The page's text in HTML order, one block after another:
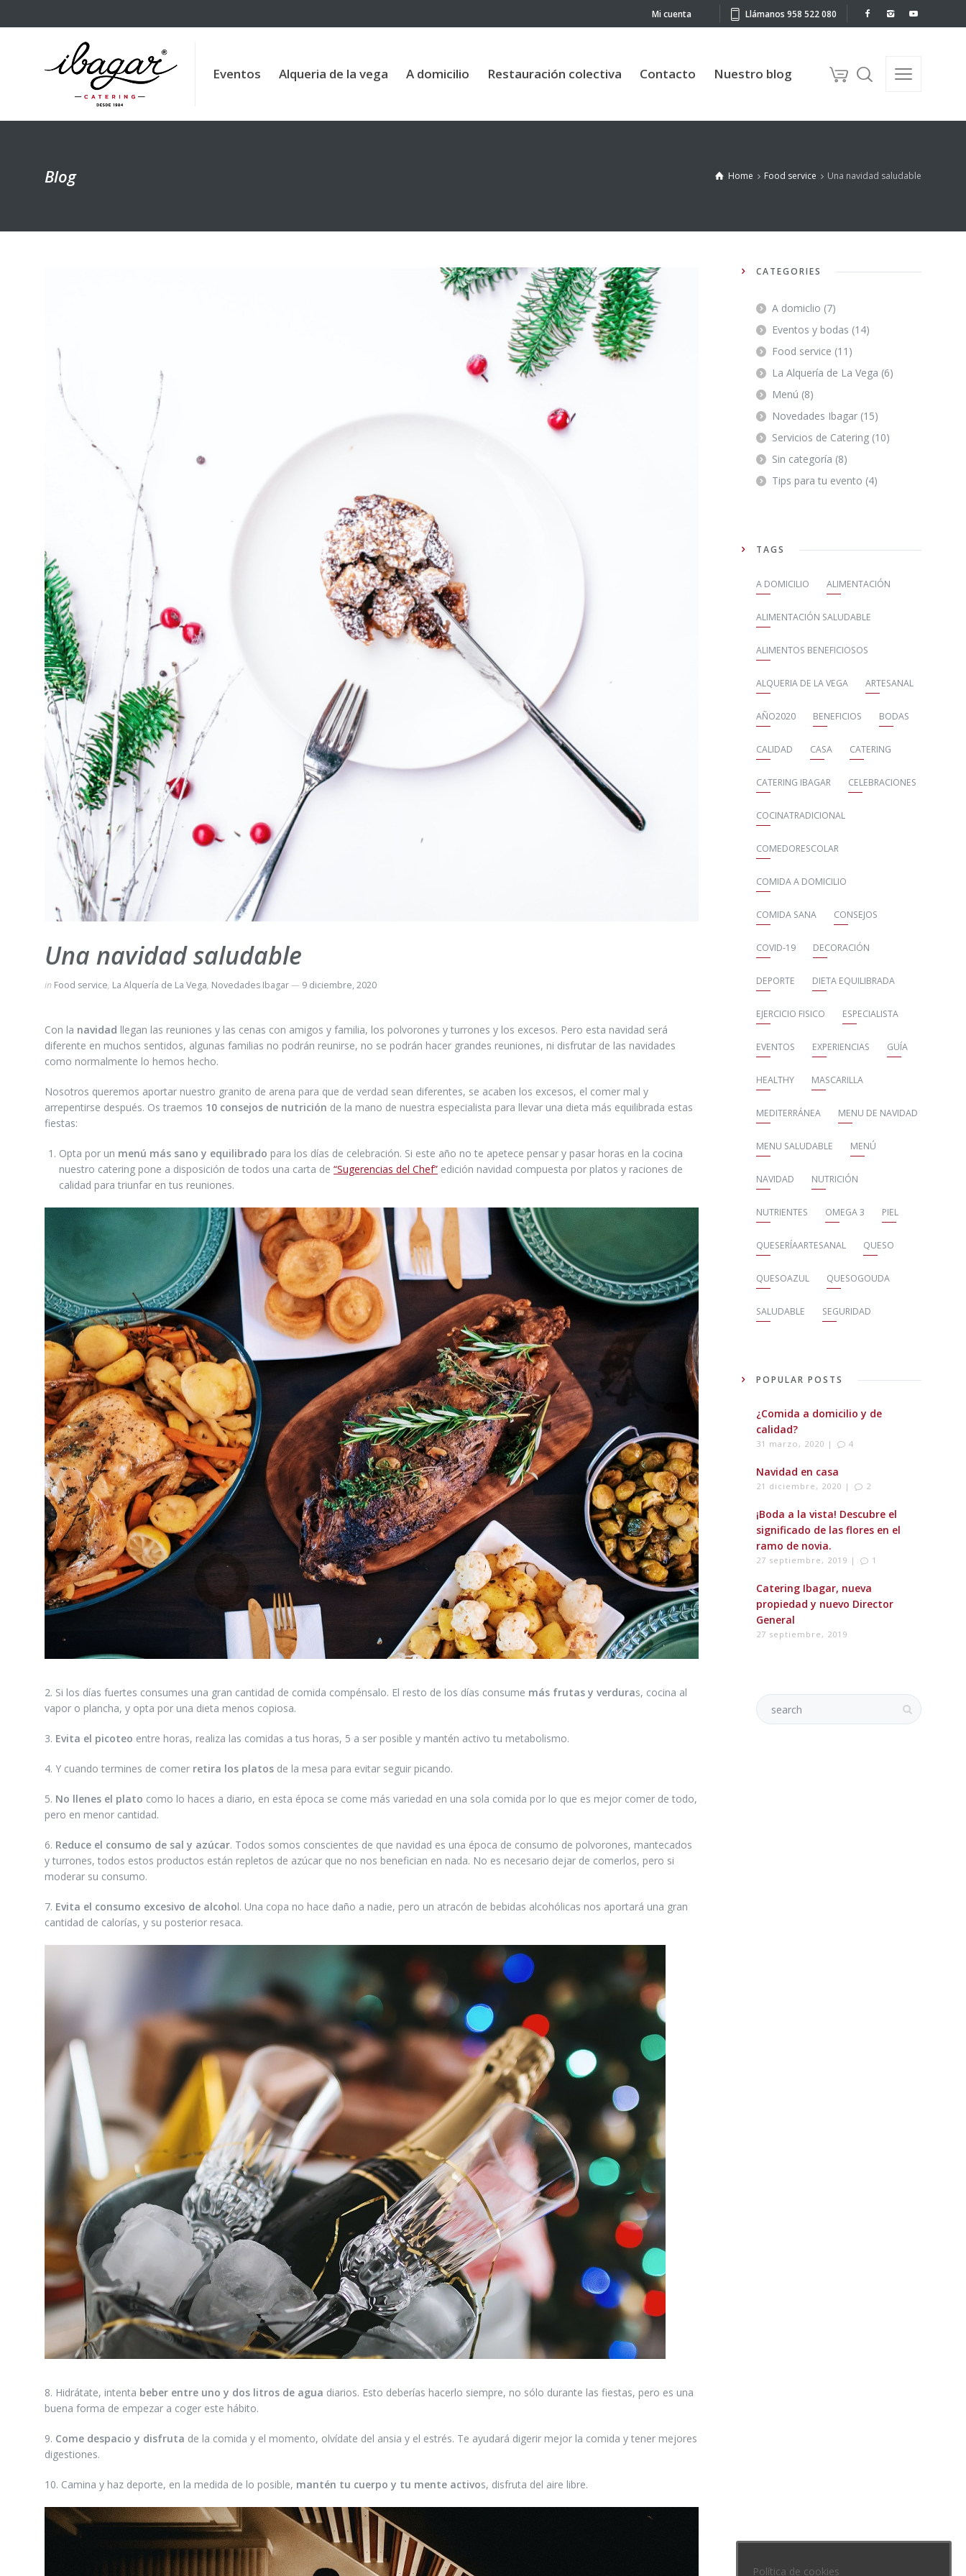
Mi cuenta Llámanos 958 522 080
Eventos Alqueria de la vega A domicilio Restauración colectiva Contacto Nuestro blog
Nuestro blog
Blog Home Food service Una navidad saludable
Una navidad saludable
in Food service, La Alquería de La Vega, Novedades Ibagar 9 diciembre, 2020
Con la navidad llegan las reuniones y las cenas con amigos y familia, los polvorones y turrones y los excesos. Pero esta navidad será
diferente en muchos sentidos, algunas familias no podrán reunirse, no se podrán hacer grandes reuniones, ni disfrutar de las navidades
como normalmente lo hemos hecho.
Nosotros queremos aportar nuestro granito de arena para que de verdad sean diferentes, se acaben los excesos, el comer mal y
arrepentirse después. Os traemos 10 consejos de nutrición de la mano de nuestra especialista para llevar una dieta más equilibrada estas
fiestas:
Opta por un menú más sano y equilibrado para los días de celebración. Si este año no te apetece pensar y pasar horas en la cocina
nuestro catering pone a disposición de todos una carta de “Sugerencias del Chef” edición navidad compuesta por platos y raciones de
calidad para triunfar en tus reuniones.
2. Si los días fuertes consumes una gran cantidad de comida compénsalo. El resto de los días consume más frutas y verduras, cocina al
vapor o plancha, y opta por una dieta menos copiosa.
3. Evita el picoteo entre horas, realiza las comidas a tus horas, 5 a ser posible y mantén activo tu metabolismo.
4. Y cuando termines de comer retira los platos de la mesa para evitar seguir picando.
5. No llenes el plato como lo haces a diario, en esta época se come más variedad en una sola comida por lo que es mejor comer de todo,
pero en menor cantidad.
6. Reduce el consumo de sal y azúcar. Todos somos conscientes de que navidad es una época de consumo de polvorones, mantecados
y turrones, todos estos productos están repletos de azúcar que no nos benefician en nada. No es necesario dejar de comerlos, pero si
moderar su consumo.
7. Evita el consumo excesivo de alcohol. Una copa no hace daño a nadie, pero un atracón de bebidas alcohólicas nos aportará una gran
cantidad de calorías, y su posterior resaca.
8. Hidrátate, intenta beber entre uno y dos litros de agua diarios. Esto deberías hacerlo siempre, no sólo durante las fiestas, pero es una
buena forma de empezar a coger este hábito.
9. Come despacio y disfruta de la comida y el momento, olvídate del ansia y el estrés. Te ayudará digerir mejor la comida y tener mejores
digestiones.
10. Camina y haz deporte, en la medida de lo posible, mantén tu cuerpo y tu mente activos, disfruta del aire libre.
CATEGORIES
A domiclio (7)
Eventos y bodas (14)
Food service (11)
La Alquería de La Vega (6)
Menú (8)
Novedades Ibagar (15)
Servicios de Catering (10)
Sin categoría (8)
Tips para tu evento (4)
TAGS
A DOMICILIO ALIMENTACIÓN
ALIMENTACIÓN SALUDABLE
ALIMENTOS BENEFICIOSOS
ALQUERIA DE LA VEGA ARTESANAL
AÑO2020 BENEFICIOS BODAS
CALIDAD CASA CATERING
CATERING IBAGAR CELEBRACIONES
COCINATRADICIONAL
COMEDORESCOLAR
COMIDA A DOMICILIO
COMIDA SANA CONSEJOS
COVID-19 DECORACIÓN
DEPORTE DIETA EQUILIBRADA
EJERCICIO FISICO ESPECIALISTA
EVENTOS EXPERIENCIAS GUÍA
HEALTHY MASCARILLA
MEDITERRÁNEA MENU DE NAVIDAD
MENU SALUDABLE MENÚ
NAVIDAD NUTRICIÓN
NUTRIENTES OMEGA 3 PIEL
QUESERÍAARTESANAL QUESO
QUESOAZUL QUESOGOUDA
SALUDABLE SEGURIDAD
POPULAR POSTS
¿Comida a domicilio y de
calidad?
31 marzo, 2020 | 4
Navidad en casa
21 diciembre, 2020 | 2
¡Boda a la vista! Descubre el
significado de las flores en el
ramo de novia.
27 septiembre, 2019 | 1
Catering Ibagar, nueva
propiedad y nuevo Director
General
27 septiembre, 2019
Política de cookies